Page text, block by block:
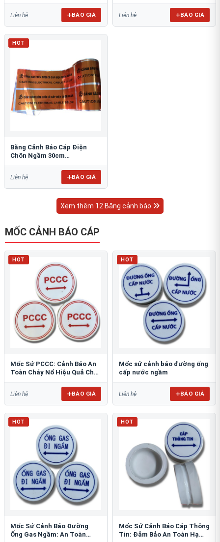
Liên hệ BÁO GIÁ Liên hệ BÁO GIÁ
HOT
Băng Cảnh Báo Cáp Điện
Chôn Ngầm 30cm
Liên hệ BÁO GIÁ
Xem thêm 12 Băng cảnh báo
MỐC CẢNH BÁO CÁP
HOT
Mốc Sứ PCCC: Cảnh Báo An
Toàn Cháy Nổ Hiệu Quả Cho
Liên hệ BÁO GIÁ
HOT
Mốc sứ cảnh báo đường ống
cấp nước ngầm
Liên hệ BÁO GIÁ
HOT
Mốc Sứ Cảnh Báo Đường
Ống Gas Ngầm: An Toàn
HOT
Mốc Sứ Cảnh Báo Cáp Thông
Tin: Đảm Bảo An Toàn Hạ